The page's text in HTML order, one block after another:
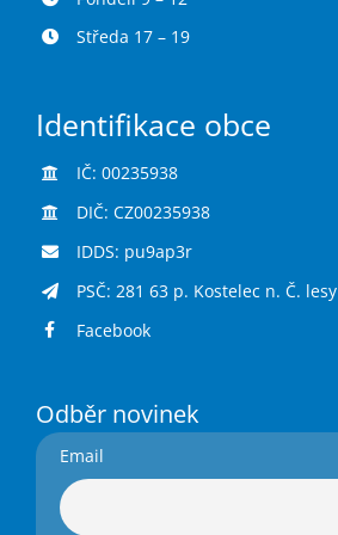
Středa 17 – 19
Identifikace obce
IČ: 00235938
DIČ: CZ00235938
IDDS: pu9ap3r
PSČ: 281 63 p. Kostelec n. Č. lesy
Facebook
Odběr novinek
Email